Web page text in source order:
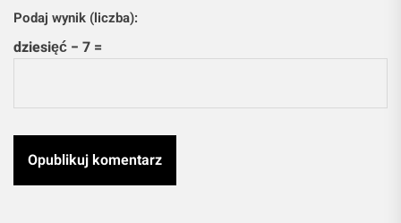
Podaj wynik (liczba):
dziesięć − 7 =